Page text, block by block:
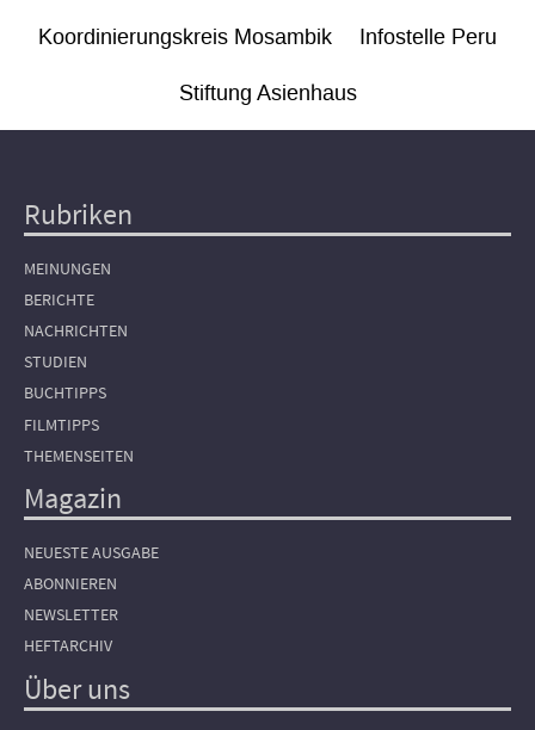
Koordinierungskreis Mosambik Infostelle Peru
Stiftung Asienhaus
Hauptnavigation
Rubriken
MEINUNGEN
BERICHTE
NACHRICHTEN
STUDIEN
BUCHTIPPS
FILMTIPPS
THEMENSEITEN
Magazin
NEUESTE AUSGABE
ABONNIEREN
NEWSLETTER
HEFTARCHIV
Über uns